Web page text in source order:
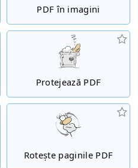
PDF în imagini
Protejează PDF
Rotește paginile PDF